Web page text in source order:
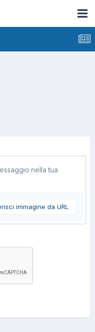
nella tua
immagine da URL